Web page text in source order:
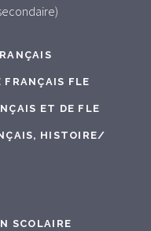
FLE
ET DE FLE
HISTOIRE/
SCOLAIRE